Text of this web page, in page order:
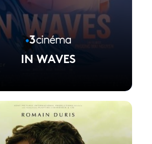
IN WAVES
Voir la fiche du film